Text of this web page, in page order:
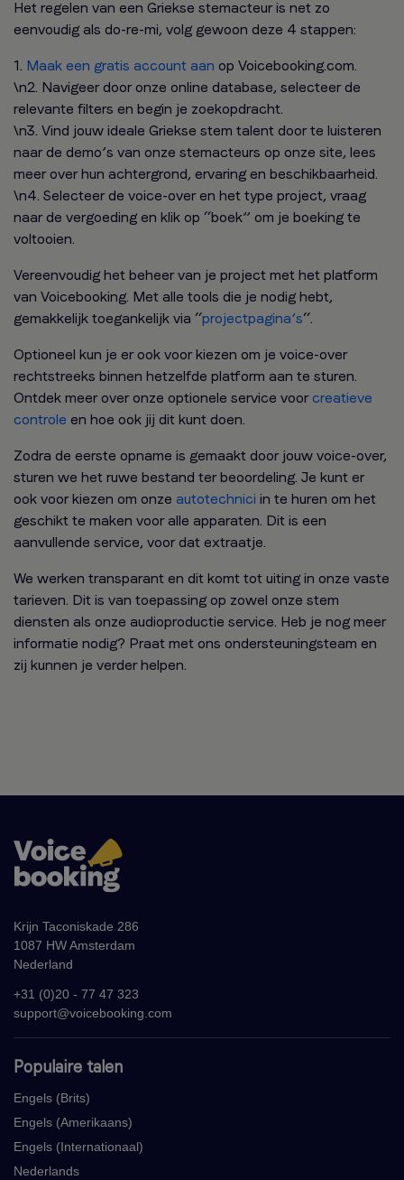
Het regelen van een Griekse stemacteur is net zo
eenvoudig als do-re-mi, volg gewoon deze 4 stappen:
1. Maak een gratis account aan op Voicebooking.com.
\n2. Navigeer door onze online database, selecteer de
relevante filters en begin je zoekopdracht.
\n3. Vind jouw ideale Griekse stem talent door te luisteren
naar de demo’s van onze stemacteurs op onze site, lees
meer over hun achtergrond, ervaring en beschikbaarheid.
\n4. Selecteer de voice-over en het type project, vraag
naar de vergoeding en klik op “boek” om je boeking te
voltooien.
Vereenvoudig het beheer van je project met het platform
van Voicebooking. Met alle tools die je nodig hebt,
gemakkelijk toegankelijk via “projectpagina’s“.
Optioneel kun je er ook voor kiezen om je voice-over
rechtstreeks binnen hetzelfde platform aan te sturen.
Ontdek meer over onze optionele service voor creatieve
controle en hoe ook jij dit kunt doen.
Zodra de eerste opname is gemaakt door jouw voice-over,
sturen we het ruwe bestand ter beoordeling. Je kunt er
ook voor kiezen om onze autotechnici in te huren om het
geschikt te maken voor alle apparaten. Dit is een
aanvullende service, voor dat extraatje.
We werken transparant en dit komt tot uiting in onze vaste
tarieven. Dit is van toepassing op zowel onze stem
diensten als onze audioproductie service. Heb je nog meer
informatie nodig? Praat met ons ondersteuningsteam en
zij kunnen je verder helpen.
Populaire talen
Engels (Brits)
Engels (Amerikaans)
Engels (Internationaal)
Nederlands
Krijn Taconiskade 286
1087 HW Amsterdam
Nederland
+31 (0)20 - 77 47 323
support@voicebooking.com